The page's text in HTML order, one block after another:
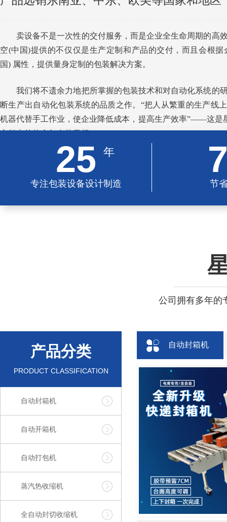
卖设备不是一次性的交付服务，而是企业全生命周期的高
空(中国)提供的不仅仅是生产定制和产品的交付，而且会根据
国) 属性，提供量身定制的包装解决方案。
我们将不遗余力地把所掌握的包装技术和对自动化系统的
断生产出自动化包装系统的品质之作。“把人从繁重的生产线
机器代替手工作业，使企业降低成本，提高生产效率”——这是
之努力的使命与奋斗目标
25 年
专注包装设备设计制造 节
公司拥有多年的
产品分类
PRODUCT CLASSIFICATION
自动封箱机
自动开箱机
自动打包机
蒸汽热收缩机
全自动封切收缩机
自动封箱机